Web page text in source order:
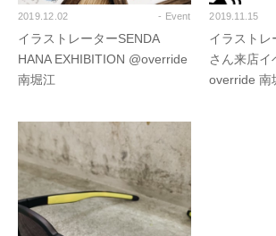
2019.12.02 - Event
イラストレーターSENDA
HANA EXHIBITION @override
南堀江
2019.11.15
イラスト
さん来店イ
override 南